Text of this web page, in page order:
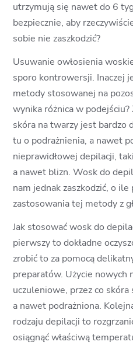
utrzymują się nawet do 6
bezpiecznie, aby
sobie nie zaszkodzić?
Usuwanie owłosienia
sporo kontrowersji. Inaczej
metody stosowanej na
wynika różnica w
skóra na twarzy jest bardzo
tu o podrażnienia, a nawet
nieprawidłowej depilacji,
a nawet blizn. Wosk do
nam jednak zaszkodzić, o
zastosowania tej metody z
Jak stosować wosk do
pierwszy to dokładne
zrobić to za pomocą
preparatów. Użycie nowych
uczuleniowe, przez co
a nawet podrażniona.
rodzaju depilacji to
osiągnąć właściwą